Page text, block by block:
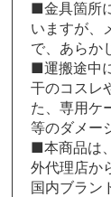
■金具箇所
いますが、
で、あらか
■運搬途中
干のコスレ
た、専用ケ
等のダメー
■本商品は
外代理店か
国内ブラン